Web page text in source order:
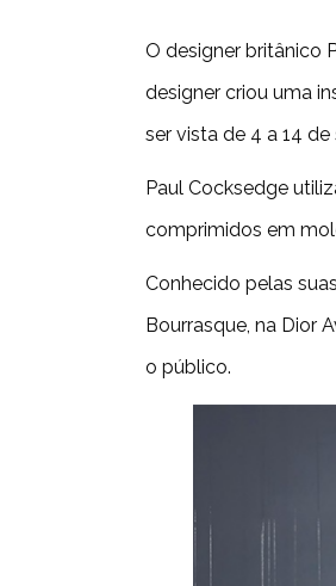
O designer britânico
designer criou uma
ser vista de 4 a 14
Paul Cocksedge
comprimidos em
Conhecido pelas
Bourrasque, na Dior
o público.